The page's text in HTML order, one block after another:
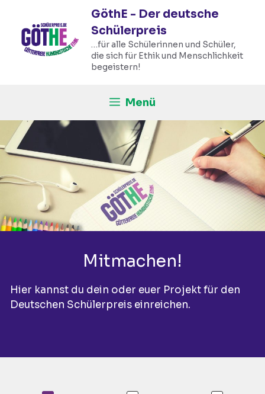
springen
GöthE - Der deutsche
Schülerpreis
…für alle Schülerinnen und Schüler,
die sich für Ethik und Menschlichkeit
begeistern!
Menü
Mitmachen!
Hier kannst du dein oder euer Projekt für den
Deutschen Schülerpreis einreichen.